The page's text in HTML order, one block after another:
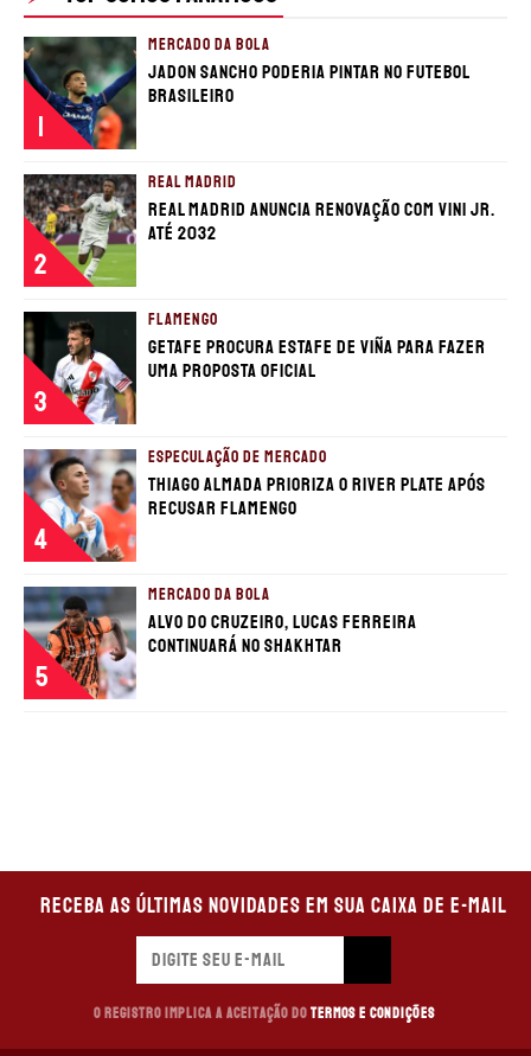
TERMOS E CONDIÇÕES
POLÍTICA DE PRIVACIDADE
POLÍTICA DE COOKIES
POLÍTICA EDITORIAL AD CHOICES
uma empresa pertencente à Better
Collective. Todos os direitos reservados.
+18 |
Comercial | Ministério da Fazenda adverte: Aposta não
é investimento.
1
MERCADO DA BOLA
Jadon Sancho poderia pintar no futebol
brasileiro
2
REAL MADRID
Real Madrid anuncia renovação com Vini Jr.
até 2032
3
FLAMENGO
Getafe procura estafe de Viña para fazer
uma proposta oficial
4
ESPECULAÇÃO DE MERCADO
Thiago Almada prioriza o River Plate após
recusar Flamengo
5
MERCADO DA BOLA
Alvo do Cruzeiro, Lucas Ferreira
continuará no Shakhtar
Receba as últimas novidades em sua caixa de e-mail
O registro implica a aceitação do Termos e Condições